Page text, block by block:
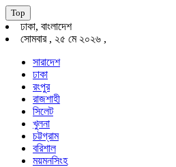
Top
ঢাকা, বাংলাদেশ
সোমবার , ২৫ মে ২০২৬ ,
সারাদেশ
ঢাকা
রংপুর
রাজশাহী
সিলেট
খুলনা
চট্টগ্রাম
বরিশাল
ময়মনসিংহ